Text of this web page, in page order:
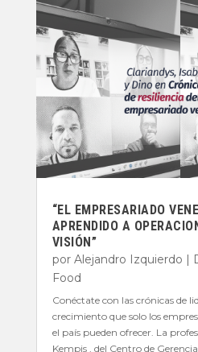
“EL EMPRESARIADO
APRENDIDO A
VISIÓN”
por Alejandro Izquierdo
Food
Conéctate con las crónicas de
crecimiento que solo los
el país pueden ofrecer. La
Kempis , del Centro de